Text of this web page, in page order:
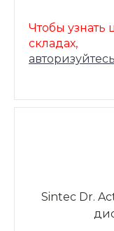
Чтобы узнать
складах,
авторизуйтесь
Sintec Dr.